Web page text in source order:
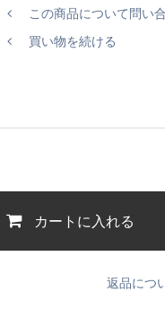
この商品について問い
買い物を続ける
カートに入れる
返品につ